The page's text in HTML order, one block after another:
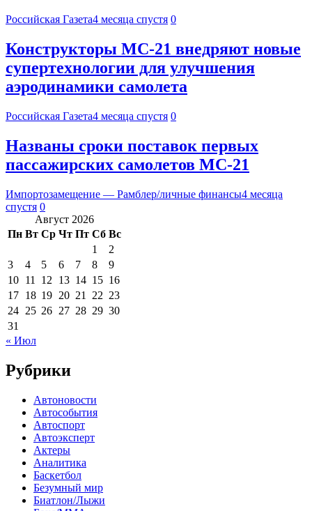
Российская Газета4 месяца спустя 0
Конструкторы МС-21 внедряют новые
супертехнологии для улучшения
аэродинамики самолета
Российская Газета4 месяца спустя 0
Названы сроки поставок первых
пассажирских самолетов МС-21
Импортозамещение — Рамблер/личные финансы4 месяца
спустя 0
Август 2026
Пн Вт Ср Чт Пт Сб Вс
1
2
3
4 5 6 7 8
9
10 11 12 13 14 15 16
17 18 19 20 21 22 23
24 25 26 27 28 29 30
31
« Июл
Рубрики
Автоновости
Автособытия
Автоспорт
Автоэксперт
Актеры
Аналитика
Баскетбол
Безумный мир
Биатлон/Лыжи